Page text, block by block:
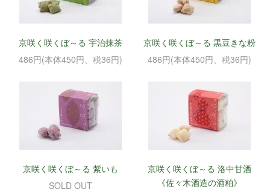
京咲く咲くぼ～る 宇治抹茶
486円(本体450円、税36円)
京咲く咲くぼ～る 黒豆きな粉
486円(本体450円、税36円)
京咲く咲くぼ～る 紫いも
SOLD OUT
京咲く咲くぼ～る 洛中甘酒
《佐々木酒造の酒粕》